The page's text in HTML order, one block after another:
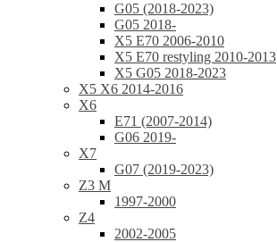
G05 (2018-2023)
G05 2018-
X5 E70 2006-2010
X5 E70 restyling 2010-2013
X5 G05 2018-2023
X5 X6 2014-2016
X6
E71 (2007-2014)
G06 2019-
X7
G07 (2019-2023)
Z3 M
1997-2000
Z4
2002-2005